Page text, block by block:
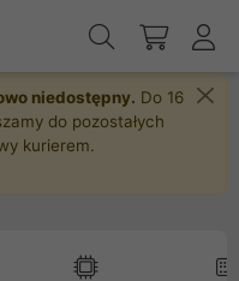
niedostępny. Do 16
do pozostałych
kurierem.